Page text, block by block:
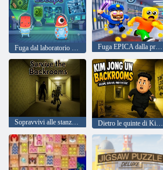
Fuga EPICA dalla prigione di Barrys
Sopravvivi alle stanze dietro le quinte Dietro le quinte di Kim Jong Un